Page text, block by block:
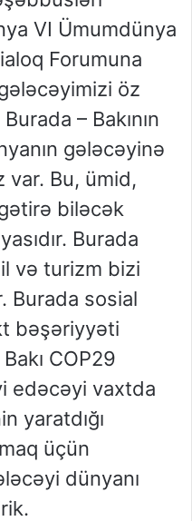
VI Ümumdünya
Forumuna
öz
– Bakının
gələcəyinə
Bu, ümid,
biləcək
Burada
və turizm bizi
Burada sosial
bəşəriyyəti
COP29
edəcəyi vaxtda
yaratdığı
üçün
dünyanı